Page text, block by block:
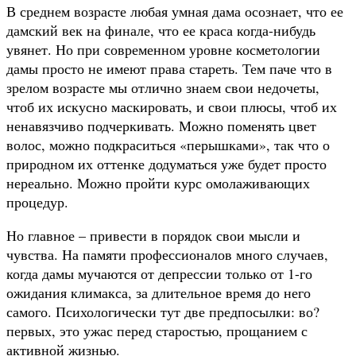
В среднем возрасте любая умная дама осознает, что ее
дамский век на финале, что ее краса когда-нибудь
увянет. Но при современном уровне косметологии
дамы просто не имеют права стареть. Тем паче что в
зрелом возрасте мы отлично знаем свои недочеты,
чтоб их искусно маскировать, и свои плюсы, чтоб их
ненавязчиво подчеркивать. Можно поменять цвет
волос, можно подкраситься «перышками», так что о
природном их оттенке додуматься уже будет просто
нереально. Можно пройти курс омолаживающих
процедур.
Но главное – привести в порядок свои мысли и
чувства. На памяти профессионалов много случаев,
когда дамы мучаются от депрессии только от 1-го
ожидания климакса, за длительное время до него
самого. Психологически тут две предпосылки: во?
первых, это ужас перед старостью, прощанием с
активной жизнью.